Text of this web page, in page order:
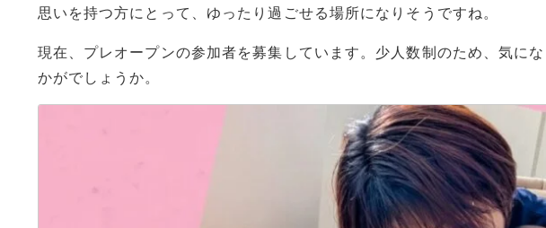
思いを持つ方にとって、ゆったり過ごせる場所になりそうですね。
現在、プレオープンの参加者を募集しています。少人数制のため、気に
かがでしょうか。